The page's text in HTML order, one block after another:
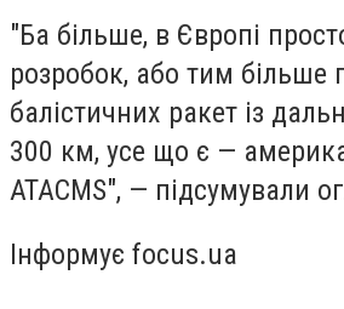
"Ба більше, в Європі
розробок, або тим більше
балістичних ракет із
300 км, усе що є —
ATACMS", — підсумували
Інформує focus.ua